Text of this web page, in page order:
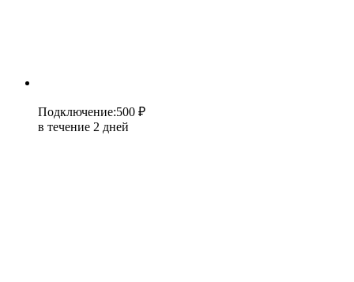
Подключение:500 ₽
в течение 2 дней